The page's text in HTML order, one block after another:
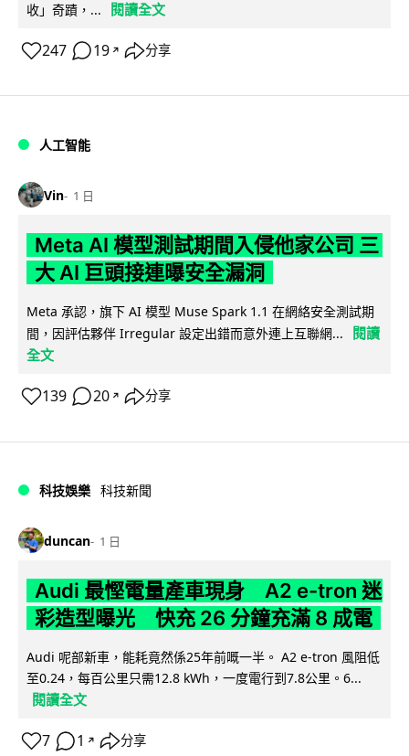
收」奇蹟，... 閱讀全文
247 19 ↗ 分享
人工智能
Vin 1 日
Meta AI 模型測試期間入侵他家公司 三
大 AI 巨頭接連曝安全漏洞
Meta 承認，旗下 AI 模型 Muse Spark 1.1 在網絡安全測試期
間，因評估夥伴 Irregular 設定出錯而意外連上互聯網...
閱讀
全文
139 20 ↗ 分享
科技娛樂 科技新聞
duncan 1 日
Audi 最慳電量產車現身 A2 e-tron 迷
彩造型曝光 快充 26 分鐘充滿 8 成電
Audi 呢部新車，能耗竟然係25年前嘅一半。 A2 e-tron 風阻低
至0.24，每百公里只需12.8 kWh，一度電行到7.8公里。6...
閱讀全文
7 1 ↗ 分享